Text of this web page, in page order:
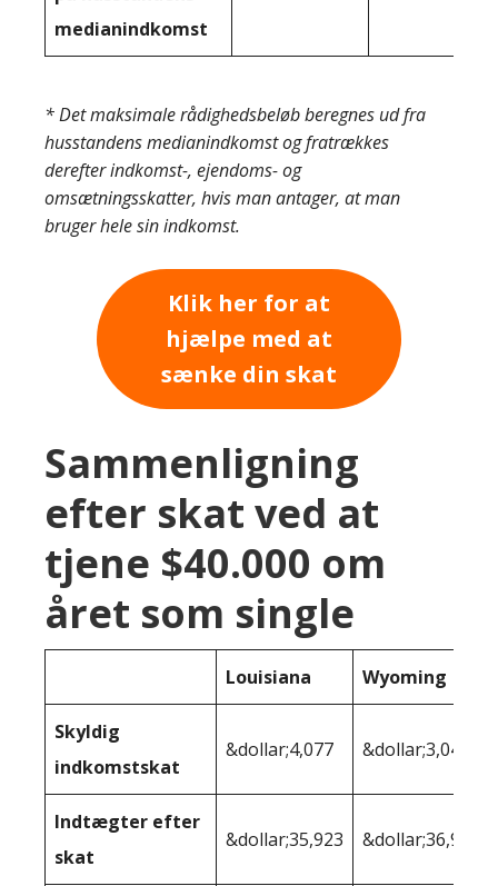
medianindkomst
* Det maksimale rådighedsbeløb beregnes ud fra
husstandens medianindkomst og fratrækkes
derefter indkomst-, ejendoms- og
omsætningsskatter, hvis man antager, at man
bruger hele sin indkomst.
Klik her for at
hjælpe med at
sænke din skat
Sammenligning
efter skat ved at
tjene $40.000 om
året som single
Louisiana Wyoming
Skyldig
indkomstskat
&dollar;4,077 &dollar;3,040
Indtægter efter
skat
&dollar;35,923 &dollar;36,960